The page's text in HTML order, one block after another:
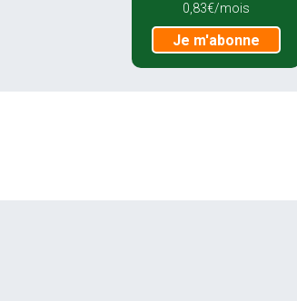
0,83€/mois
Je m'abonne